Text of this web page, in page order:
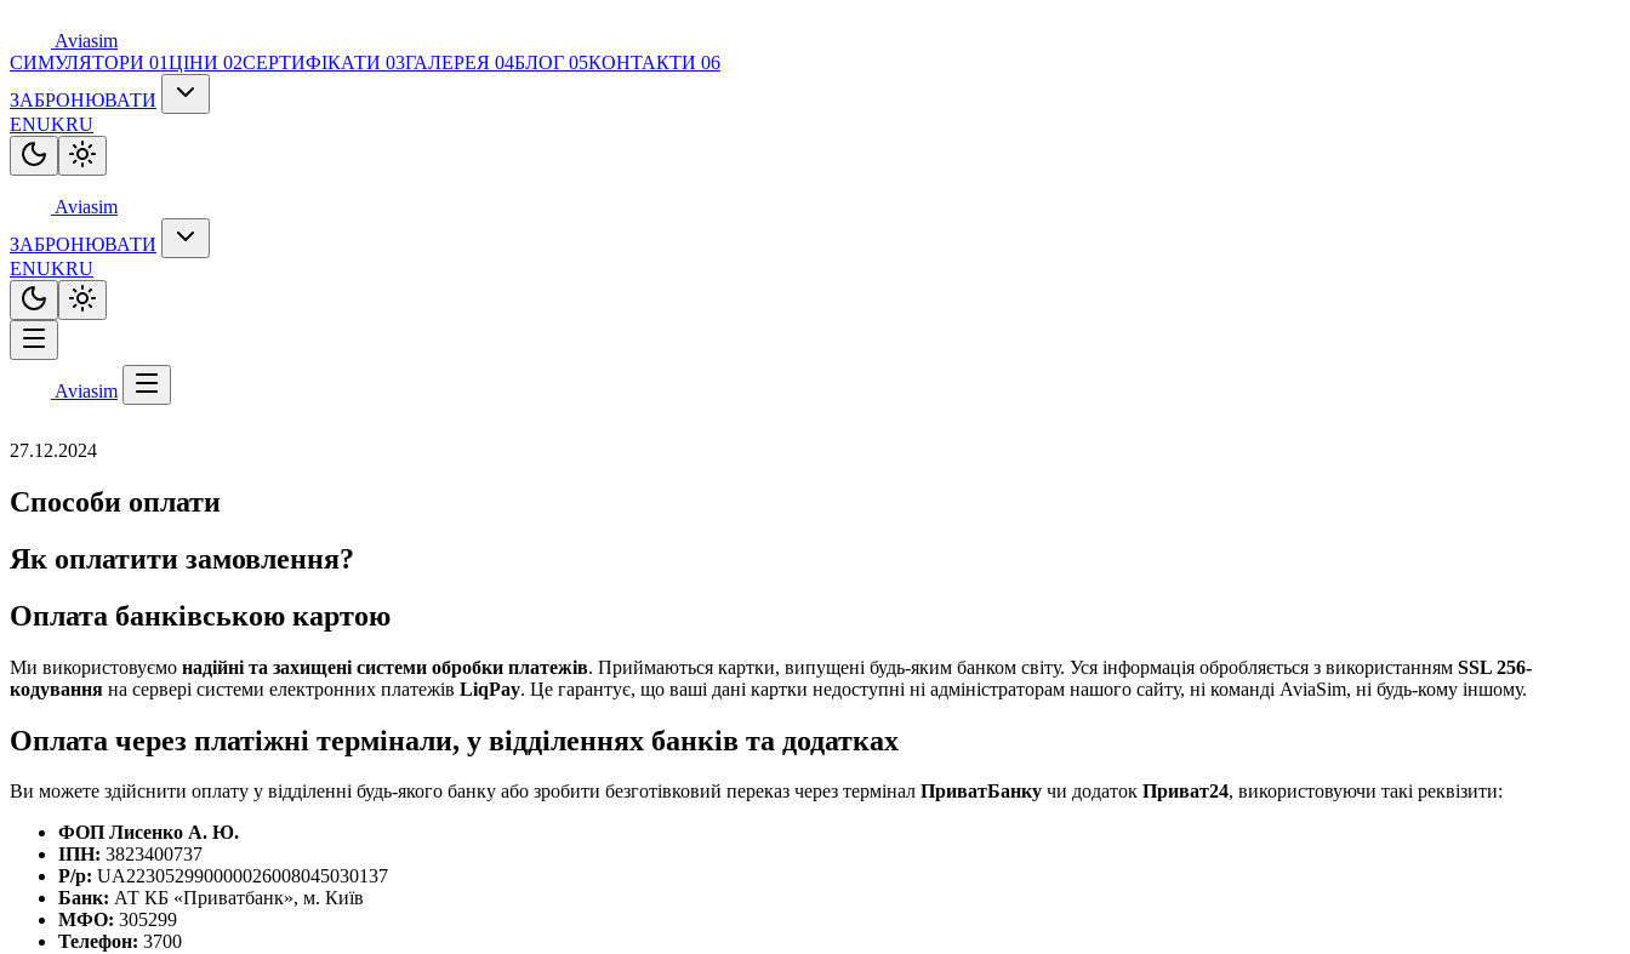
Aviasim
СИМУЛЯТОРИ 01ЦІНИ 02СЕРТИФІКАТИ 03ГАЛЕРЕЯ 04БЛОГ 05КОНТАКТИ 06
ЗАБРОНЮВАТИ
ENUKRU
Aviasim
ЗАБРОНЮВАТИ
ENUKRU
Aviasim
27.12.2024
Способи оплати
Як оплатити замовлення?
Оплата банківською картою
Ми використовуємо надійні та захищені системи обробки платежів. Приймаються картки, випущені будь-яким банком світу. Уся інформація обробляється з використанням SSL 256-
кодування на сервері системи електронних платежів LiqPay. Це гарантує, що ваші дані картки недоступні ні адміністраторам нашого сайту, ні команді AviaSim, ні будь-кому іншому.
Оплата через платіжні термінали, у відділеннях банків та додатках
Ви можете здійснити оплату у відділенні будь-якого банку або зробити безготівковий переказ через термінал ПриватБанку чи додаток Приват24, використовуючи такі реквізити:
ФОП Лисенко A. Ю.
ІПН: 3823400737
Р/р: UA223052990000026008045030137
Банк: АТ КБ «Приватбанк», м. Київ
МФО: 305299
Телефон: 3700